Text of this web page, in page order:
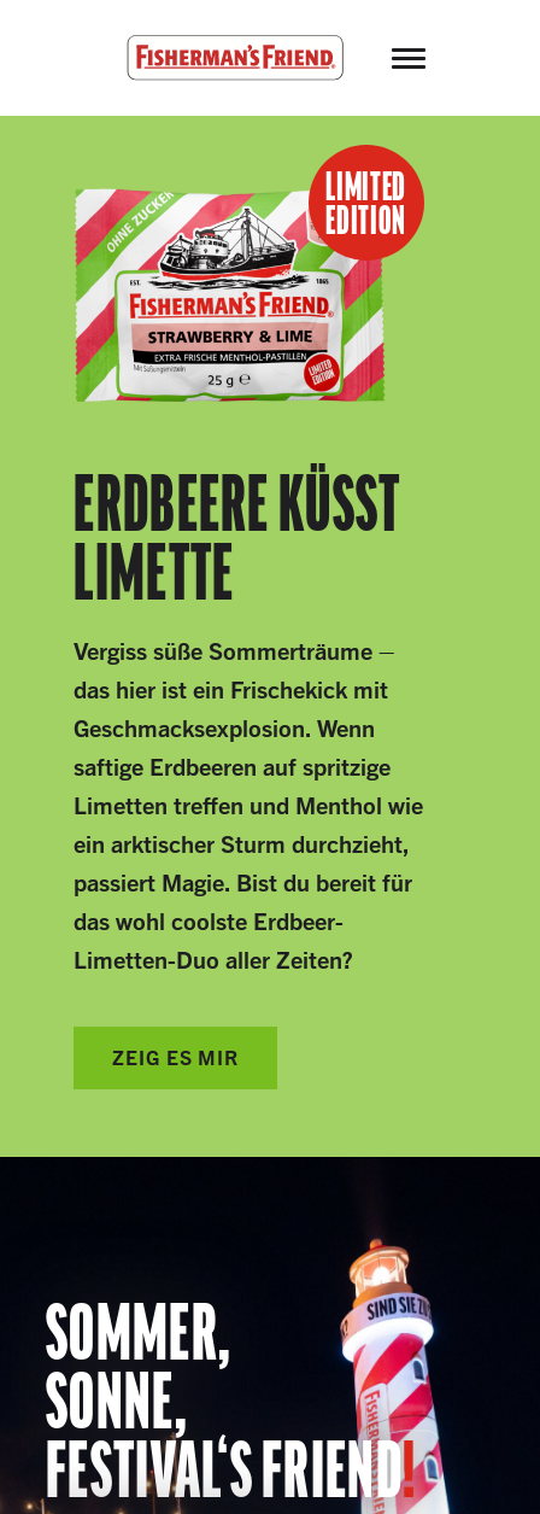
ERDBEERE KÜSST
LIMETTE
Vergiss süße Sommerträume –
das hier ist ein Frischekick mit
Geschmacksexplosion. Wenn
saftige Erdbeeren auf spritzige
Limetten treffen und Menthol wie
ein arktischer Sturm durchzieht,
passiert Magie. Bist du bereit für
das wohl coolste Erdbeer-
Limetten-Duo aller Zeiten?
ZEIG ES MIR
LIMITED
EDITION
SOMMER,
SONNE,
FESTIVAL‘S FRIEND!